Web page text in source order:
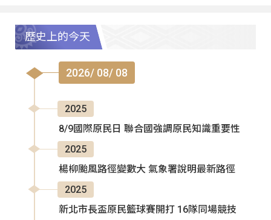
歷史上的今天
2026/ 08/ 08
2025
8/9國際原民日 聯合國強調原民知識重要性
2025
楊柳颱風路徑變數大 氣象署說明最新路徑
2025
新北市長盃原民籃球賽開打 16隊同場競技